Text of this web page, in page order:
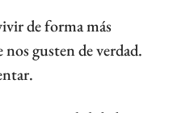
de forma más
gusten de verdad.